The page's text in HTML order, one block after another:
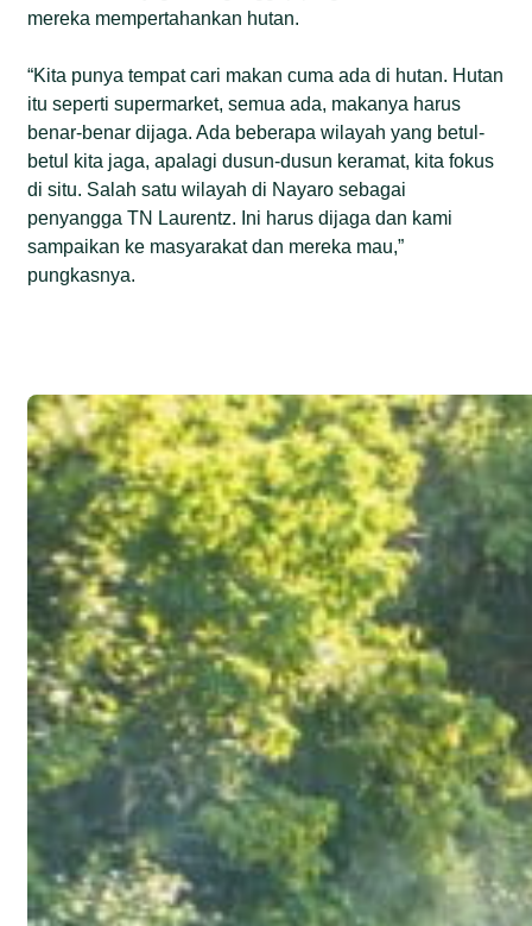
mereka mempertahankan hutan.
“Kita punya tempat cari makan cuma ada di hutan. Hutan
itu seperti supermarket, semua ada, makanya harus
benar-benar dijaga. Ada beberapa wilayah yang betul-
betul kita jaga, apalagi dusun-dusun keramat, kita fokus
di situ. Salah satu wilayah di Nayaro sebagai
penyangga TN Laurentz. Ini harus dijaga dan kami
sampaikan ke masyarakat dan mereka mau,”
pungkasnya.